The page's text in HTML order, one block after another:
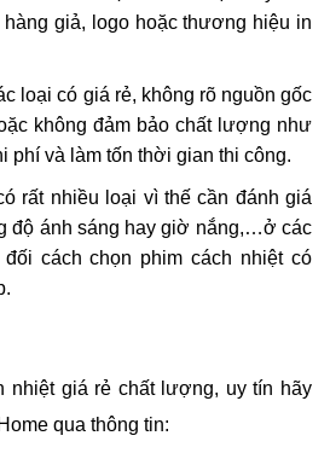
hàng giả, logo hoặc thương hiệu in
loại có giá rẻ, không rõ nguồn gốc
không đảm bảo chất lượng như
phí và làm tốn thời gian thi công.
rất nhiều loại vì thế cần đánh giá
độ ánh sáng hay giờ nắng,…ở các
cách chọn phim cách nhiệt có
nhiệt giá rẻ chất lượng, uy tín hãy
qua thông tin: